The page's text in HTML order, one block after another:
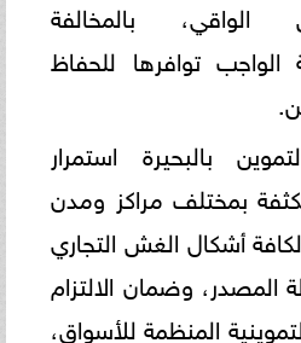
الواقي، بالمخالفة
الواجب توافرها للحفاظ
بالبحيرة استمرار
بمختلف مراكز ومدن
أشكال الغش التجاري
المصدر، وضمان الالتزام
المنظمة للأسواق،